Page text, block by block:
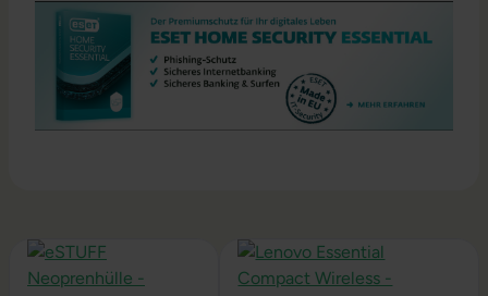
Produktgalerie überspringen